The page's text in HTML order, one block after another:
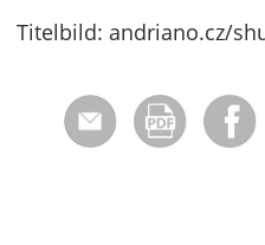
Titelbild: andriano.cz/